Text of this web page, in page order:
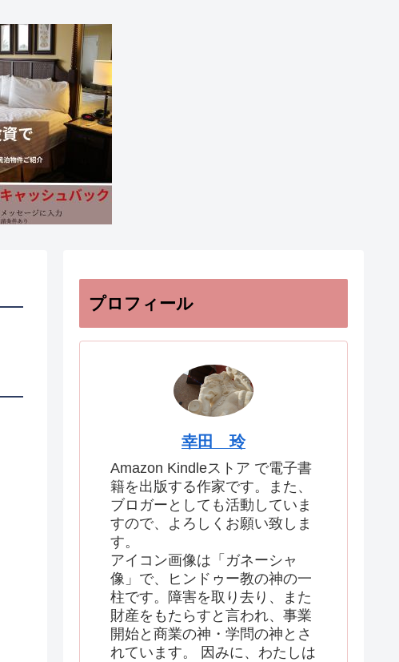
プロフィール
幸田 玲
Amazon Kindleストア で電子書
籍を出版する作家です。また、
ブロガーとしても活動していま
すので、よろしくお願い致しま
す。
アイコン画像は「ガネーシャ
像」で、ヒンドゥー教の神の一
柱です。障害を取り去り、また
財産をもたらすと言われ、事業
開始と商業の神・学問の神とさ
れています。 因みに、わたしは